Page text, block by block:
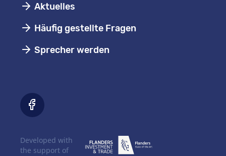
Aktuelles
Häufig gestellte Fragen
Sprecher werden
Developed with
the support of